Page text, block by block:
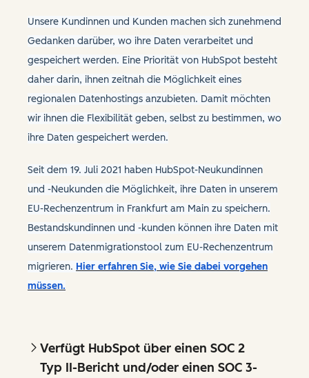
Unsere Kundinnen und Kunden machen sich zunehmend
Gedanken darüber, wo ihre Daten verarbeitet und
gespeichert werden. Eine Priorität von HubSpot besteht
daher darin, ihnen zeitnah die Möglichkeit eines
regionalen Datenhostings anzubieten. Damit möchten
wir ihnen die Flexibilität geben, selbst zu bestimmen, wo
ihre Daten gespeichert werden.
Seit dem 19. Juli 2021 haben HubSpot-Neukundinnen
und -Neukunden die Möglichkeit, ihre Daten in unserem
EU-Rechenzentrum in Frankfurt am Main zu speichern.
Bestandskundinnen und -kunden können ihre Daten mit
unserem Datenmigrationstool zum EU-Rechenzentrum
migrieren. Hier erfahren Sie, wie Sie dabei vorgehen
müssen.
Verfügt HubSpot über einen SOC 2
Typ II-Bericht und/oder einen SOC 3-